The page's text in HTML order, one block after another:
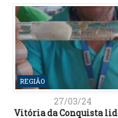
REGIÃO
27/03/24
Vitória da Conquista